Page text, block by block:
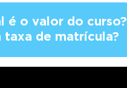
é o valor do curso?
taxa de matrícula?